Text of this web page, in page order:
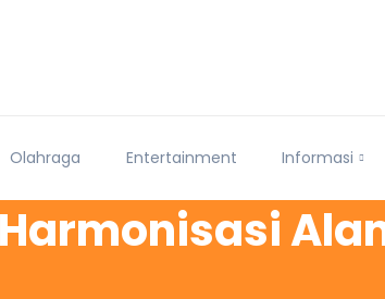
Olahraga Entertainment Informasi